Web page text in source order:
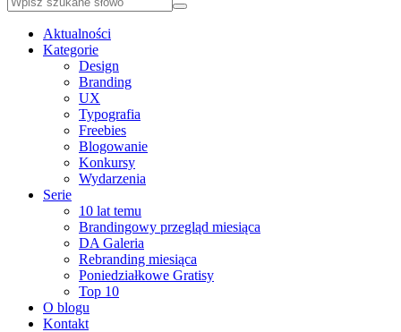
Aktualności
Kategorie
Design
Branding
UX
Typografia
Freebies
Blogowanie
Konkursy
Wydarzenia
Serie
10 lat temu
Brandingowy przegląd miesiąca
DA Galeria
Rebranding miesiąca
Poniedziałkowe Gratisy
Top 10
O blogu
Kontakt